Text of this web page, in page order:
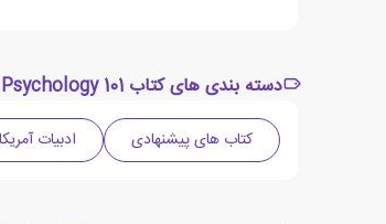
دسته بندی های کتاب Dark Psychology 101
کتاب های پیشنهادی ادبیات آمریکا